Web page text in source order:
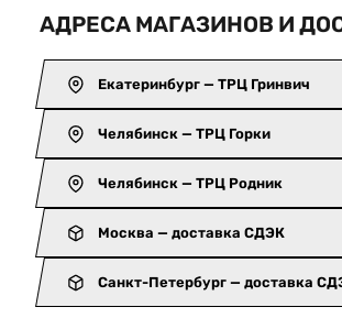
АДРЕСА МАГАЗИНОВ И
Екатеринбург — ТРЦ Гринвич
Челябинск — ТРЦ Горки
Челябинск — ТРЦ Родник
Москва — доставка СДЭК
Санкт-Петербург — доставка